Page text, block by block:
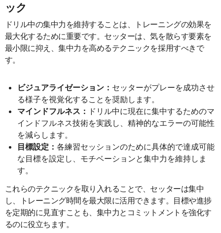
ック
ドリル中の集中力を維持することは、トレーニングの効果を
最大化するために重要です。セッターは、気を散らす要素を
最小限に抑え、集中力を高めるテクニックを採用すべきで
す。
ビジュアライゼーション： セッターがプレーを成功させ
る様子を視覚化することを奨励します。
マインドフルネス： ドリル中に現在に集中するためのマ
インドフルネス技術を実践し、精神的なエラーの可能性
を減らします。
目標設定：各練習セッションのために具体的で達成可能
な目標を設定し、モチベーションと集中力を維持しま
す。
これらのテクニックを取り入れることで、セッターは集中
し、トレーニング時間を最大限に活用できます。目標や進捗
を定期的に見直すことも、集中力とコミットメントを強化す
るのに役立ちます。